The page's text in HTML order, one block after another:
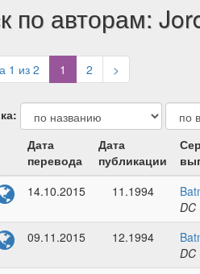
по авторам:
1 из 2 1 (current)
2 >
Дата
перевода
Дата
публикации
14.10.2015
11.1994
DC
09.11.2015
12.1994
DC